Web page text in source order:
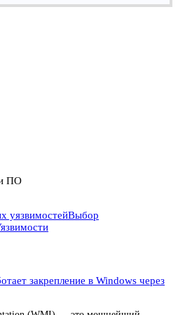
ПО
уязвимостейВыбор
закрепление в Windows через